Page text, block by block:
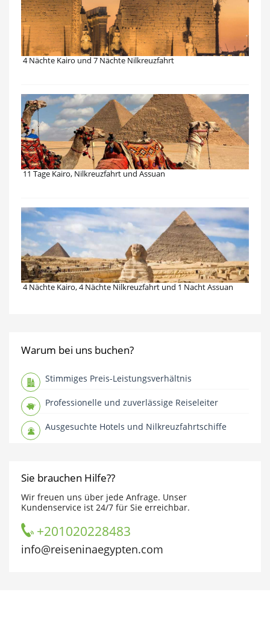
4 Nächte Kairo und 7 Nächte Nilkreuzfahrt
11 Tage Kairo, Nilkreuzfahrt und Assuan
4 Nächte Kairo, 4 Nächte Nilkreuzfahrt und 1 Nacht Assuan
Warum bei uns buchen?
Stimmiges Preis-Leistungsverhältnis
Professionelle und zuverlässige Reiseleiter
Ausgesuchte Hotels und Nilkreuzfahrtschiffe
Sie brauchen Hilfe??
Wir freuen uns über jede Anfrage. Unser
Kundenservice ist 24/7 für Sie erreichbar.
+201020228483
info@reiseninaegypten.com